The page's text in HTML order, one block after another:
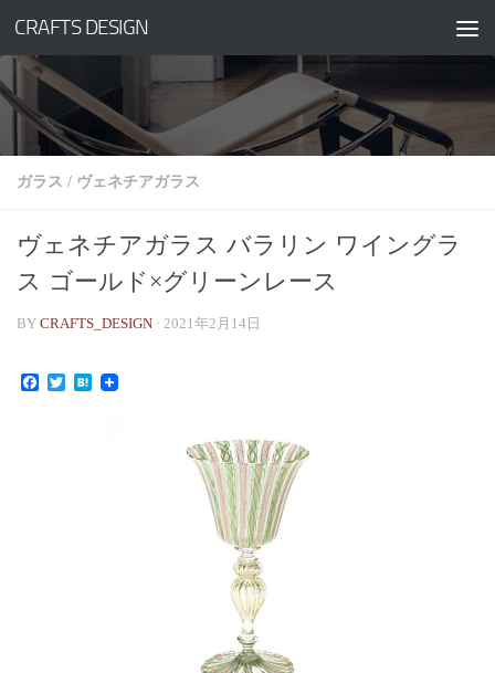
コンテンツへスキップ
CRAFTS DESIGN
ガラス / ヴェネチアガラス
ヴェネチアガラス バラリン ワイングラ
ス ゴールド×グリーンレース
BY CRAFTS_DESIGN · 2021年2月14日
Facebook
TwitterHatena